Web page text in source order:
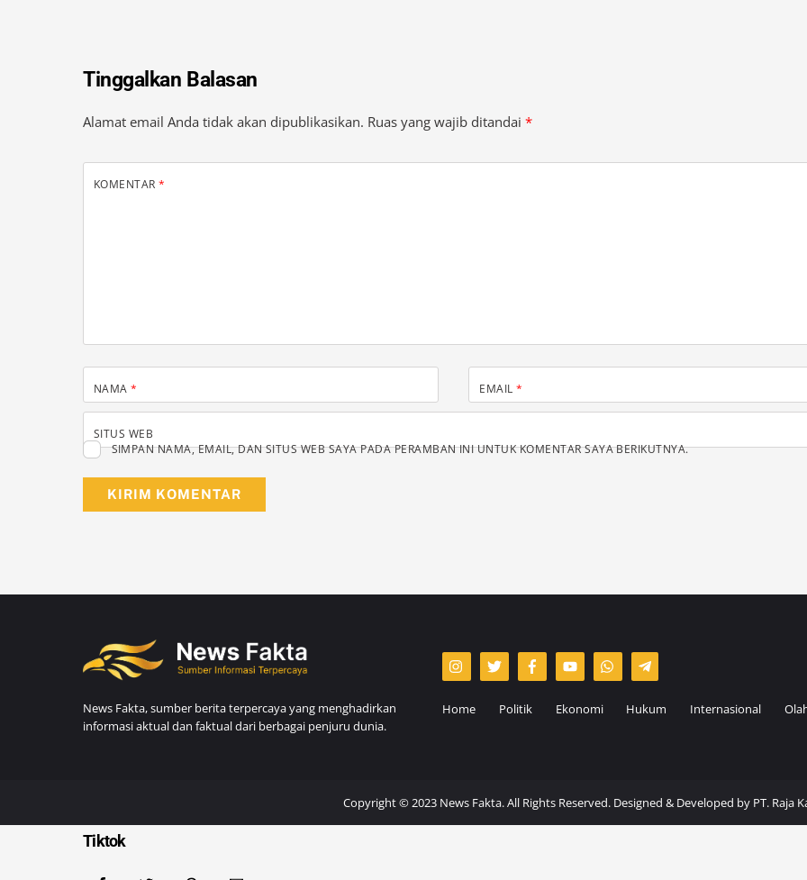
Tinggalkan Balasan
Alamat email Anda tidak akan dipublikasikan. Ruas yang wajib ditandai *
KOMENTAR*
NAMA* EMAIL*
SITUS WEB
SIMPAN NAMA, EMAIL, DAN SITUS WEB SAYA PADA PERAMBAN INI UNTUK KOMENTAR SAYA BERIKUTNYA.
News Fakta, sumber berita terpercaya yang menghadirkan
informasi aktual dan faktual dari berbagai penjuru dunia.
Home Politik Ekonomi Hukum Internasional
Copyright © 2023 News Fakta. All Rights Reserved. Designed & Developed by PT. Raja
Tiktok